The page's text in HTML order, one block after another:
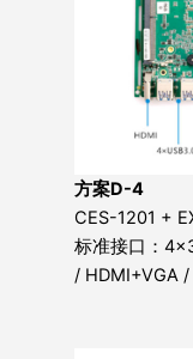
方案D-4
CES-1201 +
标准接口：
/ HDMI+VGA